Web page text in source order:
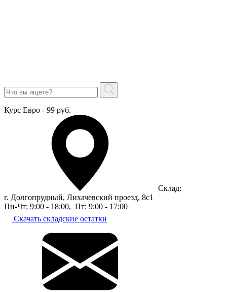
Курс Евро - 99 руб.
Склад:
г. Долгопрудный, Лихачевский проезд, 8c1
Пн-Чт: 9:00 - 18:00, Пт: 9:00 - 17:00
Скачать складские остатки